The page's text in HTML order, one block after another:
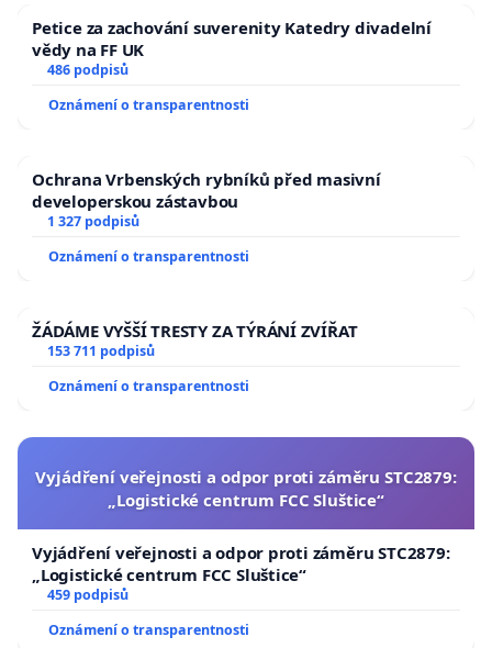
Petice za zachování suverenity Katedry divadelní
vědy na FF UK
486 podpisů
Oznámení o transparentnosti
Ochrana Vrbenských rybníků před masivní
developerskou zástavbou
1 327 podpisů
Oznámení o transparentnosti
ŽÁDÁME VYŠŠÍ TRESTY ZA TÝRÁNÍ ZVÍŘAT
153 711 podpisů
Oznámení o transparentnosti
Vyjádření veřejnosti a odpor proti záměru STC2879:
„Logistické centrum FCC Sluštice“
Vyjádření veřejnosti a odpor proti záměru STC2879:
„Logistické centrum FCC Sluštice“
459 podpisů
Oznámení o transparentnosti